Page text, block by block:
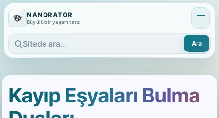
NANORATOR
Büyülü bir yaşam tarzı
Sitede ara
Ara
Kayıp Eşyaları Bulma